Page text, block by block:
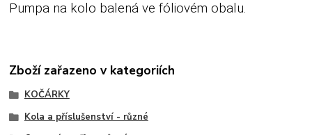
Pumpa na kolo balená ve fóliovém obalu.
Zboží zařazeno v kategoriích
KOČÁRKY
Kola a příslušenství - různé